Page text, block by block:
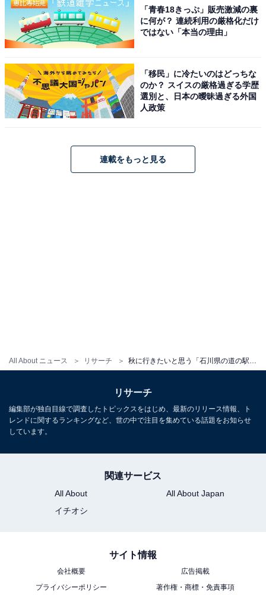
All About ニュース リサーチ
こちらもおすすめ
内町）」を抑えた1位は？【2025年調査】
「青春18きっぷ」販売激減の裏
に何が？ 連続利用の厳格化だけ
ではない「本当の理由」
「移民」に冷たいのはどっちな
のか？ スイスの厳格過ぎる学歴
選別と、日本の曖昧過ぎる外国
人政策
連載をもっと見る
リサーチ
編集部が独自目線で調査したトピックスをはじめ、最新のリリース情報、ト
レンドに関するランキングなど、世の中で注目を集めている話題をお知らせ
しています。
関連サービス
All About
All About Japan
イチオシ
サイト情報
会社概要
広告掲載
プライバシーポリシー
著作権・商標・免責事項